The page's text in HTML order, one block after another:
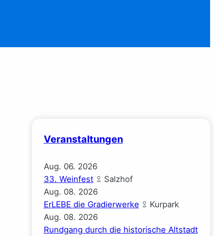
Veranstaltungen
Aug. 06. 2026
33. Weinfest
Salzhof
Aug. 08. 2026
ErLEBE die Gradierwerke
Kurpark
Aug. 08. 2026
Rundgang durch die historische Altstadt